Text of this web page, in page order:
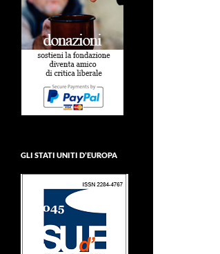
GLI STATI UNITI D’EUROPA